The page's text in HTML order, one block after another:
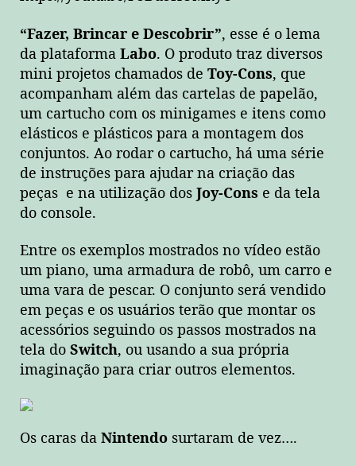
“Fazer, Brincar e Descobrir”, esse é o lema
da plataforma Labo. O produto traz diversos
mini projetos chamados de Toy-Cons, que
acompanham além das cartelas de papelão,
um cartucho com os minigames e itens como
elásticos e plásticos para a montagem dos
conjuntos. Ao rodar o cartucho, há uma série
de instruções para ajudar na criação das
peças e na utilização dos Joy-Cons e da tela
do console.
Entre os exemplos mostrados no vídeo estão
um piano, uma armadura de robô, um carro e
uma vara de pescar. O conjunto será vendido
em peças e os usuários terão que montar os
acessórios seguindo os passos mostrados na
tela do Switch, ou usando a sua própria
imaginação para criar outros elementos.
Os caras da Nintendo surtaram de vez….